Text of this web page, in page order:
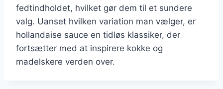
fedtindholdet, hvilket gør dem til et sundere
valg. Uanset hvilken variation man vælger, er
hollandaise sauce en tidløs klassiker, der
fortsætter med at inspirere kokke og
madelskere verden over.